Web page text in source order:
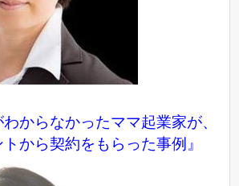
わからなかったママ起業家が、
から契約をもらった事例』